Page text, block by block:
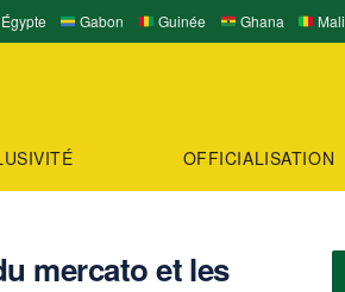
Égypte Gabon Guinée Ghana Mali
OFFICIALISATION
mercato et les